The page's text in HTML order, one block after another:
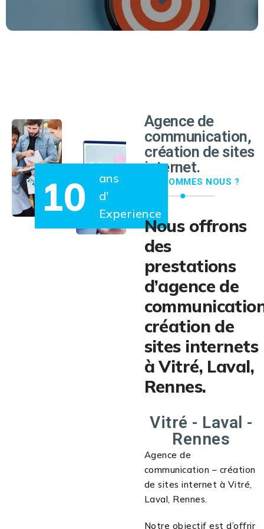
EN SAVOIR PLUS
10
ans
d'
Experience
Agence de
communication,
création de sites
internet.
QUI SOMMES NOUS ?
Nous offrons
des
prestations
d’agence de
création de
sites internets
à Vitré, Laval,
Rennes.
Vitré - Laval -
Rennes
Agence de
communication – création
de sites internet à Vitré,
Laval, Rennes.
Notre objectif est d’offrir